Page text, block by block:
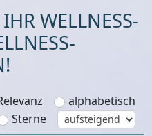
WELLNESS-
alphabetisch
Sterne